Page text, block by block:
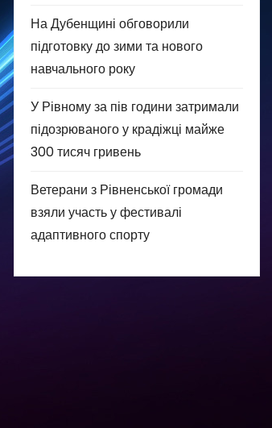
На Дубенщині обговорили
підготовку до зими та нового
навчального року
У Рівному за пів години затримали
підозрюваного у крадіжці майже
300 тисяч гривень
Ветерани з Рівненської громади
взяли участь у фестивалі
адаптивного спорту